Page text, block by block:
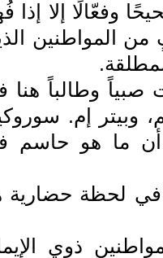
وفعّالًا إلا إذا
المواطنين
صبياً وطالباً هنا
وبيتر إم.
أن ما هو حاسم
في لحظة حضارية
ذوي